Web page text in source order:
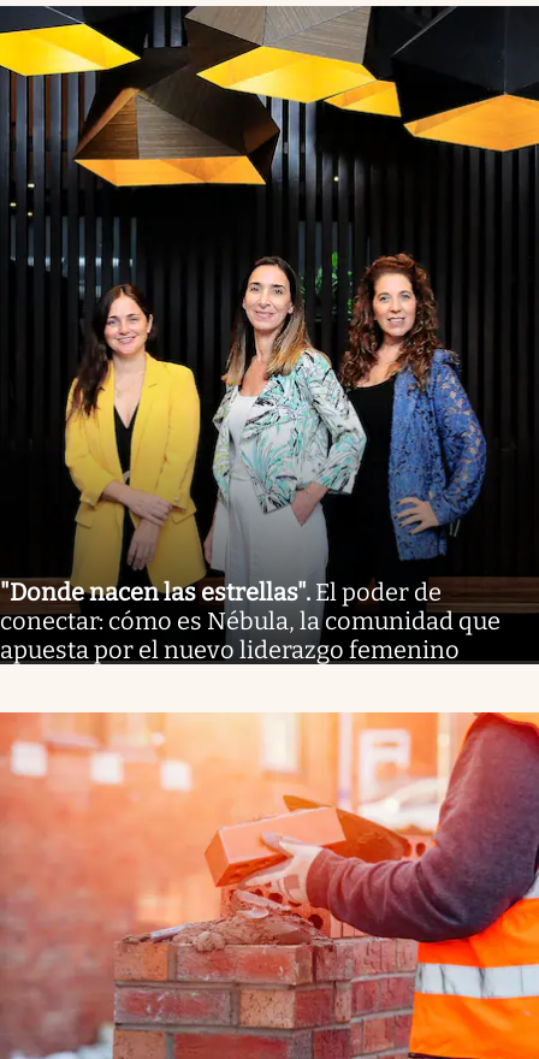
"Donde nacen las estrellas". El poder de
conectar: cómo es Nébula, la comunidad que
apuesta por el nuevo liderazgo femenino